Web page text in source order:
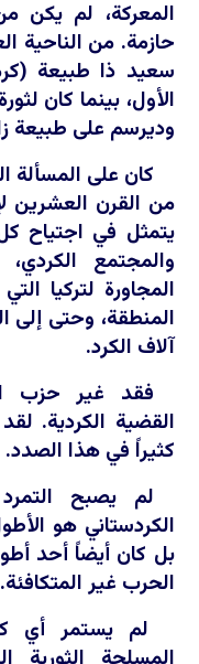
المعركة، لم يكن
حازمة. من الناحية
سعيد ذا طبيعة
الأول، بينما كان
وديرسم على طبيعة
كان على المسألة
من القرن العشرين
يتمثل في اجتياح
والمجتمع
المجاورة لتركيا
المنطقة، وحتى إلى
آلاف الكرد.
فقد غير حزب
القضية الكردية.
كثيراً في هذا الصدد.
لم يصبح
الكردستاني هو
بل كان أيضاً أحد
الحرب غير المتكافئة.
لم يستمر أي